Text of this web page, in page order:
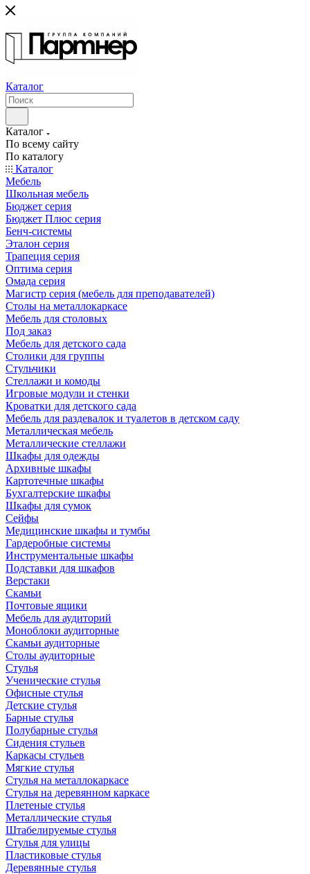
Каталог
Каталог
По всему сайту
По каталогу
Каталог
Мебель
Школьная мебель
Бюджет серия
Бюджет Плюс серия
Бенч-системы
Эталон серия
Трапеция серия
Оптима серия
Омада серия
Магистр серия (мебель для преподавателей)
Столы на металлокаркасе
Мебель для столовых
Под заказ
Мебель для детского сада
Столики для группы
Стульчики
Стеллажи и комоды
Игровые модули и стенки
Кроватки для детского сада
Мебель для раздевалок и туалетов в детском саду
Металлическая мебель
Металлические стеллажи
Шкафы для одежды
Архивные шкафы
Картотечные шкафы
Бухгалтерские шкафы
Шкафы для сумок
Сейфы
Медицинские шкафы и тумбы
Гардеробные системы
Инструментальные шкафы
Подставки для шкафов
Верстаки
Скамьи
Почтовые ящики
Мебель для аудиторий
Моноблоки аудиторные
Скамьи аудиторные
Столы аудиторные
Стулья
Ученические стулья
Офисные стулья
Детские стулья
Барные стулья
Полубарные стулья
Сидения стульев
Каркасы стульев
Мягкие стулья
Стулья на металлокаркасе
Стулья на деревянном каркасе
Плетеные стулья
Металлические стулья
Штабелируемые стулья
Стулья для улицы
Пластиковые стулья
Деревянные стулья